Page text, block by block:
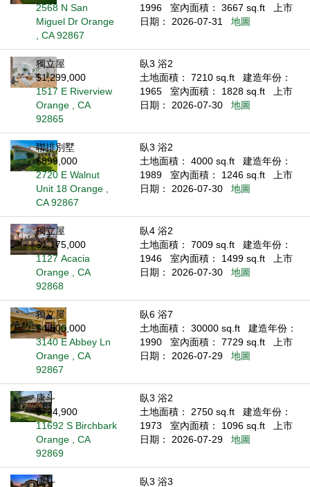
2568 N San
Miguel Dr Orange
, CA 92867
1996
室內面積： 3667 sq.ft
上市
日期： 2026-07-31
地圖
獨立屋
$1,299,000
1517 E Riverview
Orange , CA
92865
臥3 浴2
土地面積： 7210 sq.ft
建造年份：
1965
室內面積： 1828 sq.ft
上市
日期： 2026-07-30
地圖
聯排別墅
$899,000
2720 E Walnut
Unit 18 Orange ,
CA 92867
臥3 浴2
土地面積： 4000 sq.ft
建造年份：
1989
室內面積： 1246 sq.ft
上市
日期： 2026-07-30
地圖
獨立屋
$1,175,000
1127 Acacia
Orange , CA
92868
臥4 浴2
土地面積： 7009 sq.ft
建造年份：
1946
室內面積： 1499 sq.ft
上市
日期： 2026-07-30
地圖
獨立屋
$4,500,000
3140 E Abbey Ln
Orange , CA
92867
臥6 浴7
土地面積： 30000 sq.ft
建造年份：
1990
室內面積： 7729 sq.ft
上市
日期： 2026-07-29
地圖
康斗
$724,900
11692 S Birchbark
Orange , CA
92869
臥3 浴2
土地面積： 2750 sq.ft
建造年份：
1973
室內面積： 1096 sq.ft
上市
日期： 2026-07-29
地圖
康斗 臥3 浴3